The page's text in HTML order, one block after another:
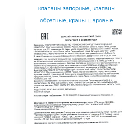
клапаны запорные, клапаны
обратные, краны шаровые